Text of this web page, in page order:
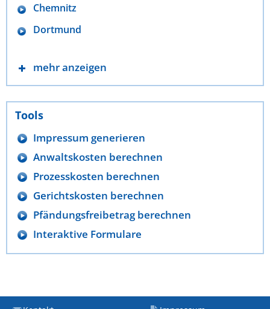
Chemnitz
Dortmund
mehr anzeigen
Tools
Impressum generieren
Anwaltskosten berechnen
Prozesskosten berechnen
Gerichtskosten berechnen
Pfändungsfreibetrag berechnen
Interaktive Formulare